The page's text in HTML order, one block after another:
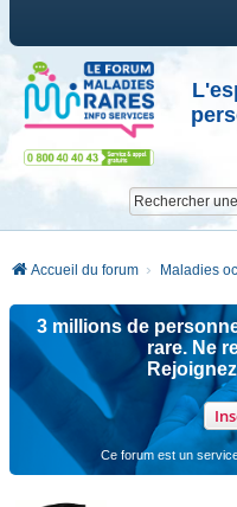
Accueil du forum Maladies
3 millions de
rare. Ne
Ce forum est un